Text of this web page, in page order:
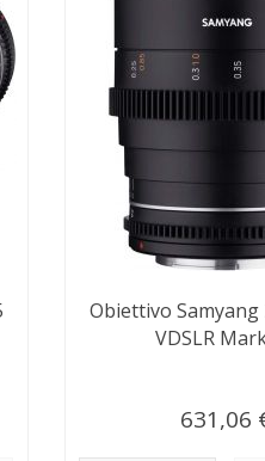
Obiettivo Samyang
VDSLR
631,06